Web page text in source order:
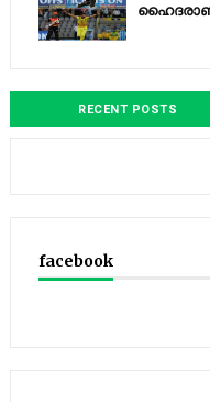
RECENT POSTS
facebook